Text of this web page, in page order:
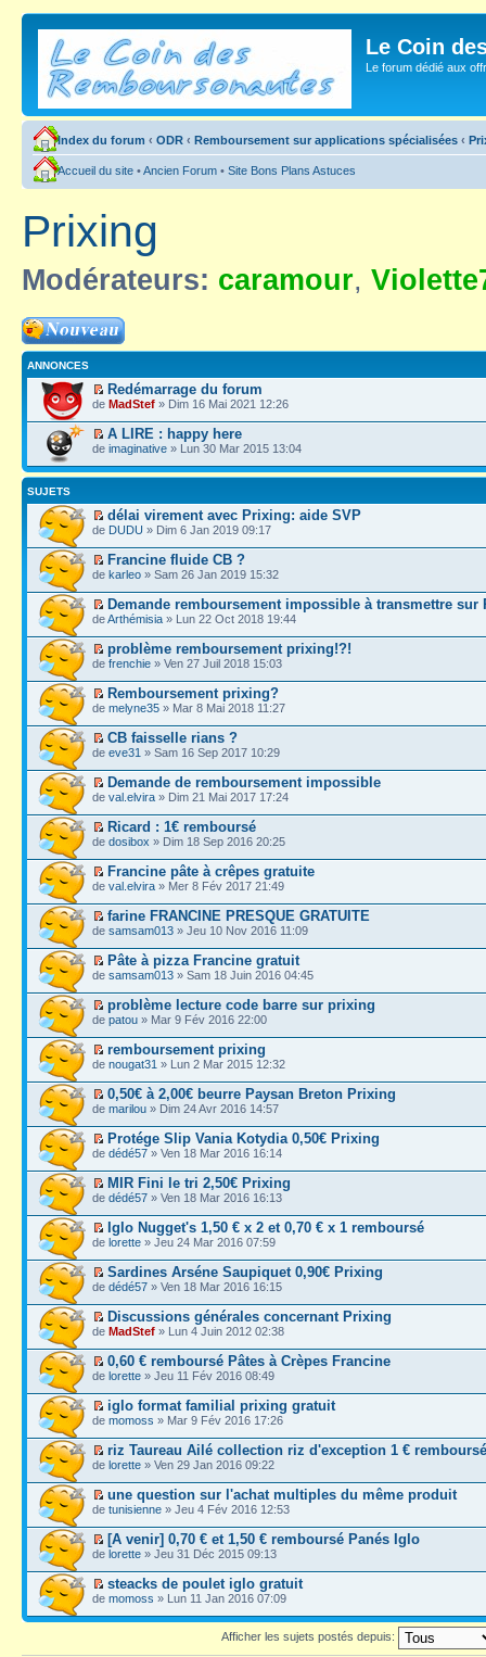
Le Coin
Le forum dédié aux
Index du forum ‹ ODR ‹ Remboursement sur applications spécialisées ‹
Accueil du site •Ancien Forum • Site Bons Plans Astuces
Prixing
Modérateurs: caramour,
Ecrire un nouveau
sujet
ANNONCES
Redémarrage du forum
de MadStef » Dim 16 Mai 2021 12:26
A LIRE : happy here
de imaginative » Lun 30 Mar 2015 13:04
SUJETS
délai virement avec Prixing: aide SVP
de DUDU » Dim 6 Jan 2019 09:17
Francine fluide CB ?
de karleo » Sam 26 Jan 2019 15:32
Demande remboursement impossible à transmettre sur
deArthémisia » Lun 22 Oct 2018 19:44
problème remboursement prixing!?!
de frenchie » Ven 27 Juil 2018 15:03
Remboursement prixing?
de melyne35 » Mar 8 Mai 2018 11:27
CB faisselle rians ?
de eve31 » Sam 16 Sep 2017 10:29
Demande de remboursement impossible
de val.elvira » Dim 21 Mai 2017 17:24
Ricard : 1€ remboursé
de dosibox » Dim 18 Sep 2016 20:25
Francine pâte à crêpes gratuite
de val.elvira » Mer 8 Fév 2017 21:49
farine FRANCINE PRESQUE GRATUITE
de samsam013 » Jeu 10 Nov 2016 11:09
Pâte à pizza Francine gratuit
de samsam013 » Sam 18 Juin 2016 04:45
problème lecture code barre sur prixing
de patou » Mar 9 Fév 2016 22:00
remboursement prixing
de nougat31 » Lun 2 Mar 2015 12:32
0,50€ à 2,00€ beurre Paysan Breton Prixing
de marilou » Dim 24 Avr 2016 14:57
Protége Slip Vania Kotydia 0,50€ Prixing
de dédé57 » Ven 18 Mar 2016 16:14
MIR Fini le tri 2,50€ Prixing
de dédé57 » Ven 18 Mar 2016 16:13
Iglo Nugget's 1,50 € x 2 et 0,70 € x 1 remboursé
de lorette » Jeu 24 Mar 2016 07:59
Sardines Arséne Saupiquet 0,90€ Prixing
de dédé57 » Ven 18 Mar 2016 16:15
Discussions générales concernant Prixing
de MadStef » Lun 4 Juin 2012 02:38
0,60 € remboursé Pâtes à Crèpes Francine
de lorette » Jeu 11 Fév 2016 08:49
iglo format familial prixing gratuit
de momoss » Mar 9 Fév 2016 17:26
riz Taureau Ailé collection riz d'exception 1 € remboursé
de lorette » Ven 29 Jan 2016 09:22
une question sur l'achat multiples du même produit
de tunisienne » Jeu 4 Fév 2016 12:53
[A venir] 0,70 € et 1,50 € remboursé Panés Iglo
de lorette » Jeu 31 Déc 2015 09:13
steacks de poulet iglo gratuit
de momoss » Lun 11 Jan 2016 07:09
Afficher les sujets postés depuis: